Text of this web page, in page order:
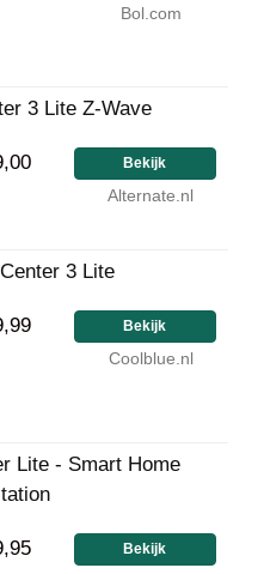
Bol.com
3 Lite Z-Wave
Bekijk
Alternate.nl
3 Lite
Bekijk
Coolblue.nl
Lite - Smart Home
Bekijk